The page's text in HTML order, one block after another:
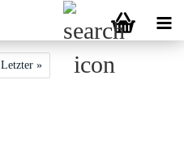
Letzter »